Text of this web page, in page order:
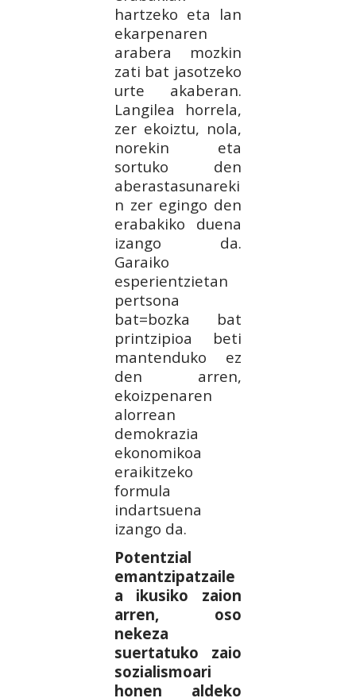
hartzeko eta lan
ekarpenaren
arabera mozkin
zati bat jasotzeko
urte akaberan.
Langilea horrela,
zer ekoiztu, nola,
norekin eta
sortuko den
aberastasunareki
n zer egingo den
erabakiko duena
izango da.
Garaiko
esperientzietan
pertsona
bat=bozka bat
printzipioa beti
mantenduko ez
den arren,
ekoizpenaren
alorrean
demokrazia
ekonomikoa
eraikitzeko
formula
indartsuena
izango da.
Potentzial
emantzipatzaile
a ikusiko zaion
arren, oso
nekeza
suertatuko zaio
sozialismoari
honen aldeko